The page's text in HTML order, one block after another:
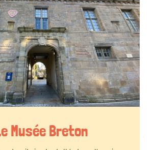
Musée Breton